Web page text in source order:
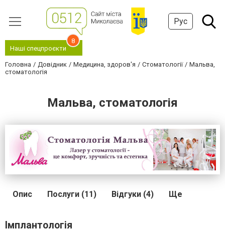
Рус
Наші спецпроєкти
8
Головна Довідник Медицина, здоров'я Стоматології
Мальва,
стоматологія
Мальва, стоматологія
Опис Послуги (11) Відгуки (4) Ще
Імплантологія